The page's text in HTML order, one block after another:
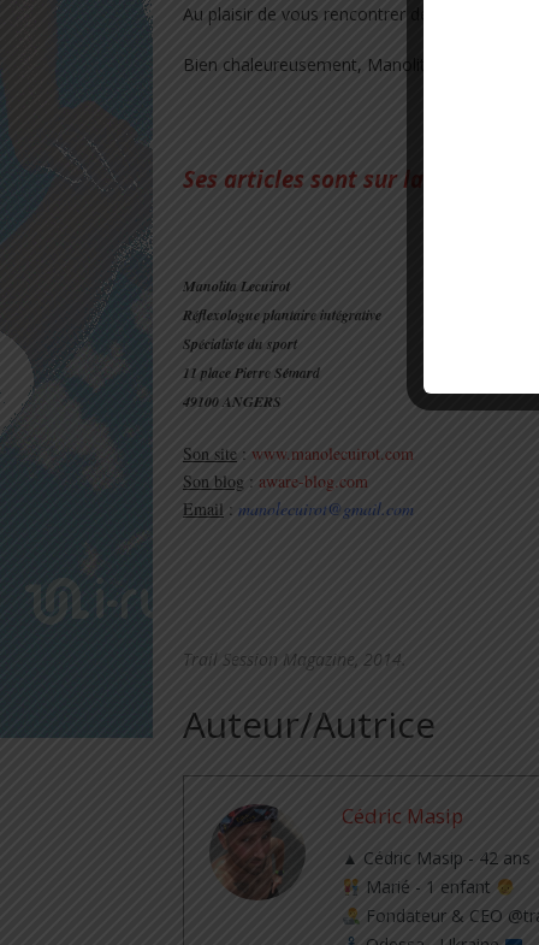
Au plaisir de vous rencontrer de cette façon,
Bien chaleureusement, Manolita.
Ses articles sont sur la rubrique
Manolita Lecuirot
Réflexologue plantaire intégrative
Spécialiste du sport
11 place Pierre Sémard
49100 ANGERS
Son site : www.manolecuirot.com
Son blog : aware-blog.com
Email : manolecuirot@gmail.com
Trail Session Magazine, 2014.
Auteur/Autrice
Cédric Masip
▲ Cédric Masip - 42
Marié - 1 enfant
Fondateur & CEO